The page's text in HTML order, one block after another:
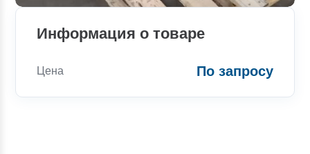
Информация о товаре
Цена По запросу